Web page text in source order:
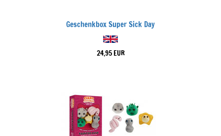
Geschenkbox Super Sick Day
24,95 EUR